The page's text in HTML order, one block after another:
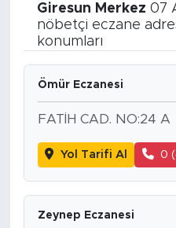
Giresun Merkez 07
nöbetçi eczane
konumları
Ömür Eczanesi
FATİH CAD. NO:24 A
Yol Tarifi Al 0
Zeynep Eczanesi
KARİKATÜR
NOSTALJİ
KULİS
Haber Arşivi